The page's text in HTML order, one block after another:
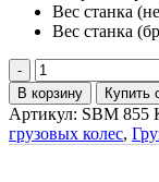
Вес станка
Вес станка
В корзину Купить
Артикул: SBM 855
грузовых колес,